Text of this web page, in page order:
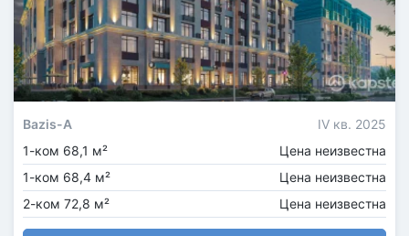
Bazis-A
IV кв. 2025
1-ком 68,1 м²
Цена неизвестна
1-ком 68,4 м²
Цена неизвестна
2-ком 72,8 м²
Цена неизвестна